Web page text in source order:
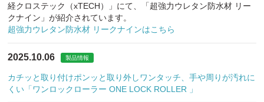
経クロステック（xTECH）」にて、「超強力ウレタン防水材 リー
クナイン」が紹介されています。
超強力ウレタン防水材 リークナインはこちら
2025.10.06 製品情報
カチッと取り付けポンッと取り外しワンタッチ、手や周りが汚れに
くい「ワンロックローラー ONE LOCK ROLLER 」